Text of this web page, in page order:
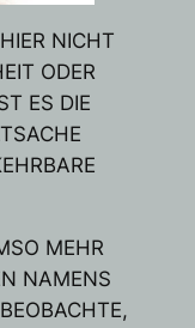
NICHT
ODER
ES DIE
MEHR
NAMENS